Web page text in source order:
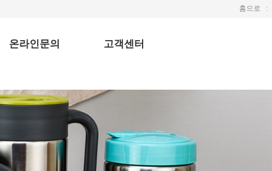
홈으로 ː
온라인문의
1:1 문의
고객센터